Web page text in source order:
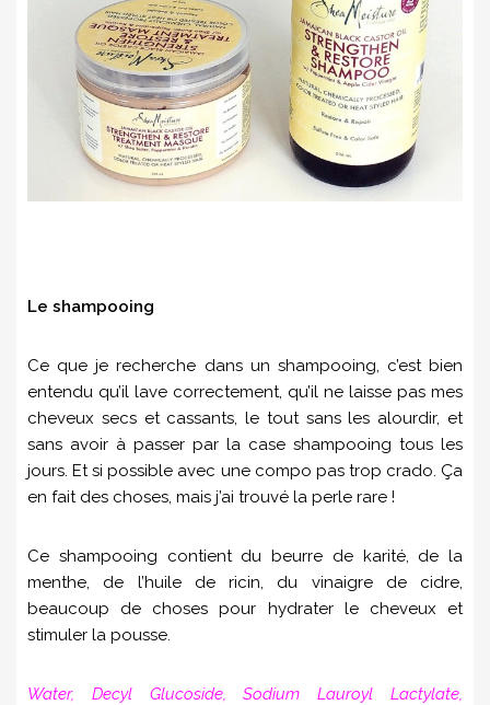
Le shampooing
Ce que je recherche dans un shampooing, c’est bien
entendu qu’il lave correctement, qu’il ne laisse pas mes
cheveux secs et cassants, le tout sans les alourdir, et
sans avoir à passer par la case shampooing tous les
jours. Et si possible avec une compo pas trop crado. Ça
en fait des choses, mais j’ai trouvé la perle rare !
Ce shampooing contient du beurre de karité, de la
menthe, de l’huile de ricin, du vinaigre de cidre,
beaucoup de choses pour hydrater le cheveux et
stimuler la pousse.
Water, Decyl Glucoside, Sodium Lauroyl Lactylate,